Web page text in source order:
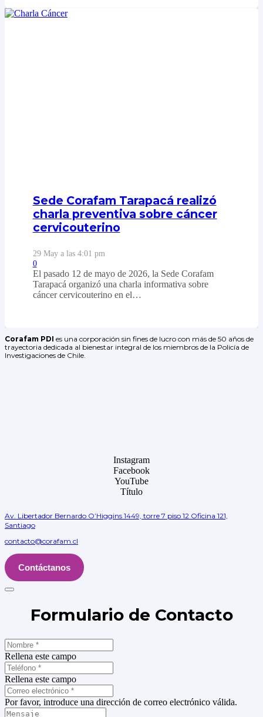
Sede Corafam Tarapacá realizó
charla preventiva sobre cáncer
cervicouterino
29 May a las 4:01 pm
0
El pasado 12 de mayo de 2026, la Sede Corafam
Tarapacá organizó una charla informativa sobre
cáncer cervicouterino en el…
Corafam PDI es una corporación sin fines de lucro con más de 50 años de
trayectoria dedicada al bienestar integral de los miembros de la Policía de
Investigaciones de Chile.
Instagram
Facebook
YouTube
Título
Av. Libertador Bernardo O’Higgins 1449, torre 7 piso 12 Oficina 121,
Santiago
contacto@corafam.cl
Contáctanos
Formulario de Contacto
Rellena este campo
Rellena este campo
Por favor, introduce una dirección de correo electrónico válida.